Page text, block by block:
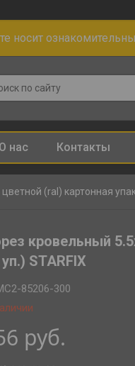
носит
О нас Контакты
(ral) картонная
кровельный
STARFIX
85206-300
руб.